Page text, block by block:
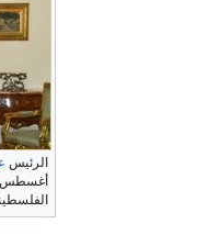
الرئيس